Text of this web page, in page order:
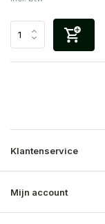
Klantenservice
Mijn account